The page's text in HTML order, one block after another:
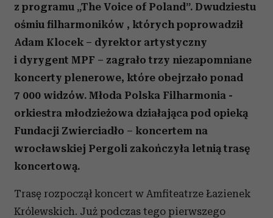
z programu „The Voice of Poland”. Dwudziestu
ośmiu filharmoników , których poprowadził
Adam Klocek – dyrektor artystyczny
i dyrygent MPF – zagrało trzy niezapomniane
koncerty plenerowe, które obejrzało ponad
7 000 widzów. Młoda Polska Filharmonia -
orkiestra młodzieżowa działająca pod opieką
Fundacji Zwierciadło – koncertem na
wrocławskiej Pergoli zakończyła letnią trasę
koncertową.
Trasę rozpoczął koncert w Amfiteatrze Łazienek
Królewskich. Już podczas tego pierwszego